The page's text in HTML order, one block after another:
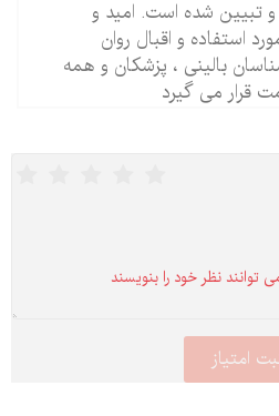
شده است. امید و
و اقبال روان
بالینی ، پزشکان و همه
می گیرد
نظر خود را بنویسند